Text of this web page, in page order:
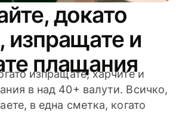
докато
изпращате и
плащания
изпращате, харчите и
в над 40+ валути. Всичко,
в една сметка, когато